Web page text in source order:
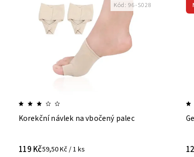
Korekční návlek na vbočený palec
119 Kč59,50 Kč / 1 ks
Kód: 96-S028